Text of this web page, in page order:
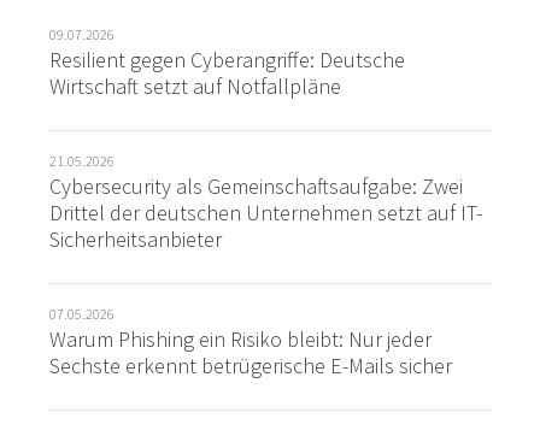
09.07.2026
Resilient gegen Cyberangriffe: Deutsche
Wirtschaft setzt auf Notfallpläne
21.05.2026
Cybersecurity als Gemeinschaftsaufgabe: Zwei
Drittel der deutschen Unternehmen setzt auf IT-
Sicherheitsanbieter
07.05.2026
Warum Phishing ein Risiko bleibt: Nur jeder
Sechste erkennt betrügerische E-Mails sicher